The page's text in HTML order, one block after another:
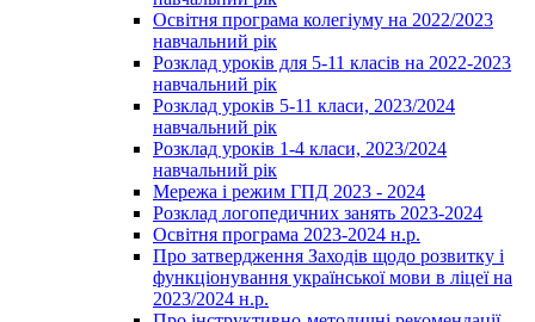
Освітня програма колегіуму на 2022/2023
навчальний рік
Розклад уроків для 5-11 класів на 2022-2023
навчальний рік
Розклад уроків 5-11 класи, 2023/2024
навчальний рік
Розклад уроків 1-4 класи, 2023/2024
навчальний рік
Мережа і режим ГПД 2023 - 2024
Розклад логопедичних занять 2023-2024
Освітня програма 2023-2024 н.р.
Про затвердження Заходів щодо розвитку і
функціонування української мови в ліцеї на
2023/2024 н.р.